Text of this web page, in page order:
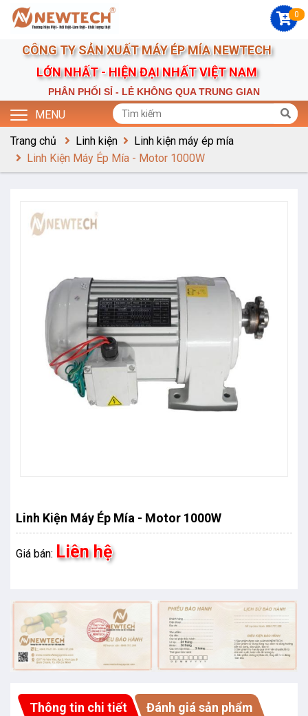
0
CÔNG TY SẢN XUẤT MÁY ÉP MÍA NEWTECH
LỚN NHẤT - HIỆN ĐẠI NHẤT VIỆT NAM
PHÂN PHỐI SỈ - LẺ KHÔNG QUA TRUNG GIAN
MENU
Trang chủ Linh kiện
Linh kiện máy ép mía
Linh Kiện Máy Ép Mía - Motor 1000W
Linh Kiện Máy Ép Mía - Motor 1000W
Giá bán: Liên hệ
Thông tin chi tiết Đánh giá sản phẩm